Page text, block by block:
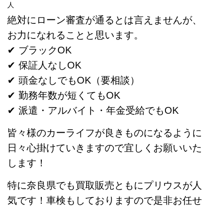
人
絶対にローン審査が通るとは言えませんが、
お力になれることと思います。
✔ ブラックOK
✔ 保証人なしOK
✔ 頭金なしでもOK（要相談）
✔ 勤務年数が短くてもOK
✔ 派遣・アルバイト・年金受給でもOK
皆々様のカーライフが良きものになるように
日々心掛けていきますので宜しくお願いいた
します！
特に奈良県でも買取販売ともにプリウスが人
気です！車検もしておりますので是非お任せ